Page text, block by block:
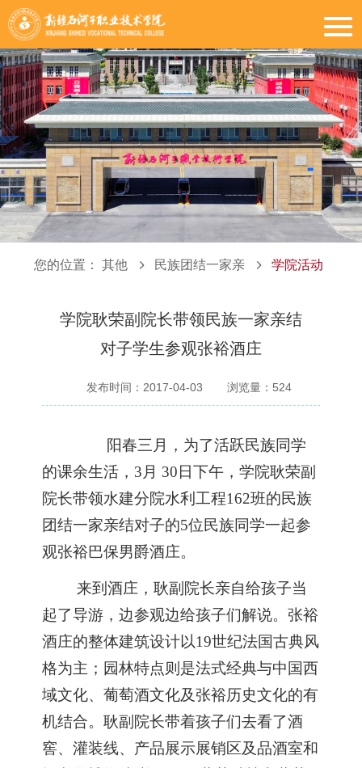
您的位置： 其他 民族团结一家亲 学院活动
学院耿荣副院长带领民族一家亲结
对子学生参观张裕酒庄
发布时间：2017-04-03 浏览量： 524
阳春三月，为了活跃民族同学
的课余生活， 3 月 30 日下午，学院耿荣副
院长带领水建分院水利工程162班的民族
团结一家亲结对子的5位民族同学一起参
观张裕巴保男爵酒庄。
来到酒庄，耿副院长亲自给孩子当
起了导游，边参观边给孩子们解说。张裕
酒庄的整体建筑设计以19世纪法国古典风
格为主；园林特点则是法式经典与中国西
域文化、葡萄酒文化及张裕历史文化的有
机结合。耿副院长带着孩子们去看了酒
窖、灌装线、产品展示展销区及品酒室和